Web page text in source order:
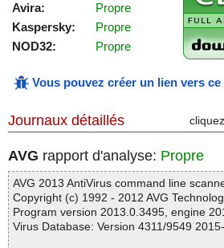
Avira:
Propre
Kaspersky:
Propre
NOD32:
Propre
Vous pouvez créer un lien vers
Journaux détaillés
AVG rapport d'analyse: Propre
AVG 2013 AntiVirus command line
Copyright (c) 1992 - 2012 AVG
Program version 2013.0.3495, engine
Virus Database: Version 4311/9549